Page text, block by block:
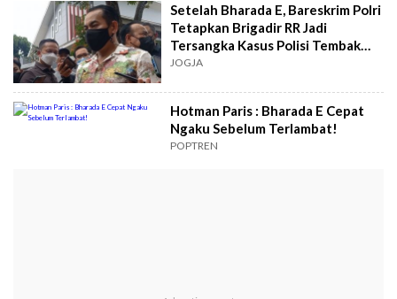
Setelah Bharada E, Bareskrim Polri
Tetapkan Brigadir RR Jadi
Tersangka Kasus Polisi Tembak
Polisi
JOGJA
Hotman Paris : Bharada E Cepat
Ngaku Sebelum Terlambat!
POPTREN